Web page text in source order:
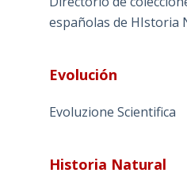
españolas de HIstoria
Evolución
Evoluzione Scientifica
Historia Natural